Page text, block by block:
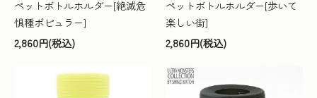
ペットボトルホルダー[絶滅危
惧種ポピュラー]
2,860円(税込)
ペットボトルホルダー[歩いて
楽しい街]
2,860円(税込)